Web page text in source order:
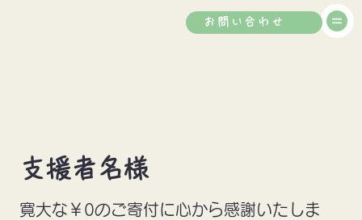
お問い合わせ
支援者名様
寛大な￥0のご寄付に心から感謝いたしま